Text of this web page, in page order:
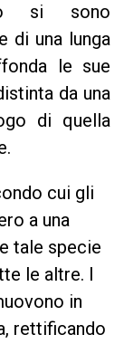
si sono
di una lunga
le sue
da una
di quella
cui gli
a una
tale specie
le altre. I
in
rettificando